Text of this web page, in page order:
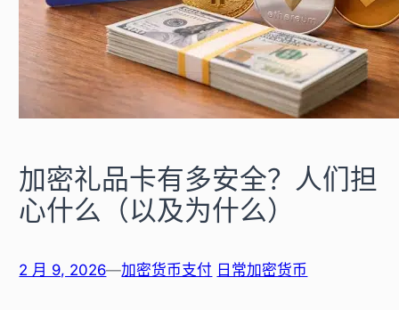
加密礼品卡有多安全？人们担
心什么（以及为什么）
2 月 9, 2026—加密货币支付 日常加密货币